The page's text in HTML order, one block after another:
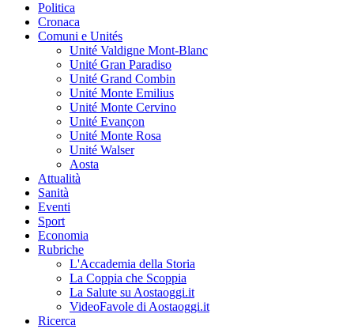
Politica
Cronaca
Comuni e Unités
Unité Valdigne Mont-Blanc
Unité Gran Paradiso
Unité Grand Combin
Unité Monte Emilius
Unité Monte Cervino
Unité Evançon
Unité Monte Rosa
Unité Walser
Aosta
Attualità
Sanità
Eventi
Sport
Economia
Rubriche
L'Accademia della Storia
La Coppia che Scoppia
La Salute su Aostaoggi.it
VideoFavole di Aostaoggi.it
Ricerca